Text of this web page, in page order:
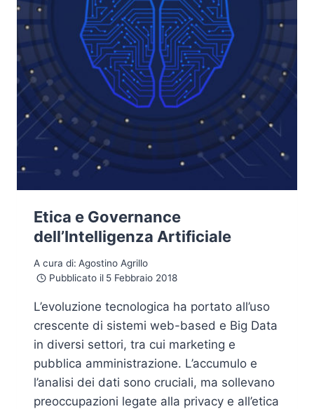
Etica e Governance
dell’Intelligenza Artificiale
A cura di: Agostino Agrillo
Pubblicato il 5 Febbraio 2018
L’evoluzione tecnologica ha portato all’uso
crescente di sistemi web-based e Big Data
in diversi settori, tra cui marketing e
pubblica amministrazione. L’accumulo e
l’analisi dei dati sono cruciali, ma sollevano
preoccupazioni legate alla privacy e all’etica